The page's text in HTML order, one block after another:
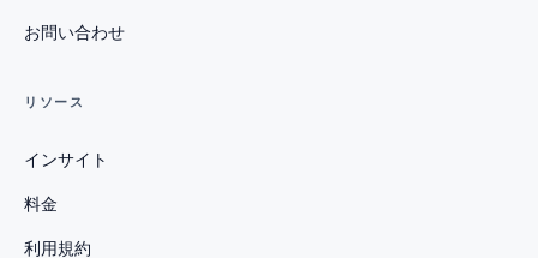
お問い合わせ
リソース
インサイト
料金
利用規約